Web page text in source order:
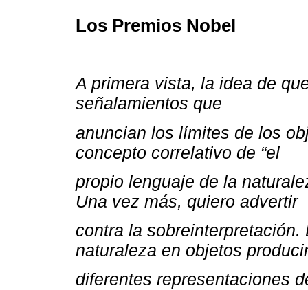
Los Premios Nobel
A primera vista, la idea de
señalamientos que
anuncian los límites de los
concepto correlativo de “el
propio lenguaje de la
Una vez más, quiero advertir
contra la
naturaleza en objetos
diferentes representaciones